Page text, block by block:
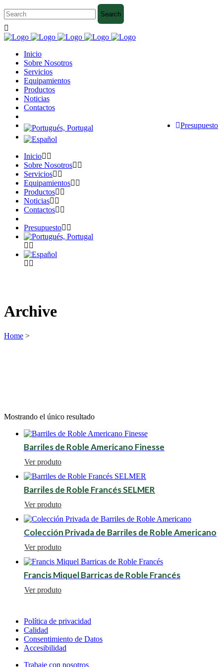
Inicio
Sobre Nosotros
Servicios
Equipamientos
Productos
Noticias
Contactos
Presupuesto
Inicio
Sobre Nosotros
Servicios
Equipamientos
Productos
Noticias
Contactos
Presupuesto
Archive
Home >
Mostrando el único resultado
Barriles de Roble Americano Finesse
Ver produto
Barriles de Roble Francés SELMER
Ver produto
Colección Privada de Barriles de Roble Americano
Ver produto
Francis Miquel Barricas de Roble Francés
Ver produto
Política de privacidad
Calidad
Consentimiento de Datos
Accesibilidad
Trabaje con nosotros